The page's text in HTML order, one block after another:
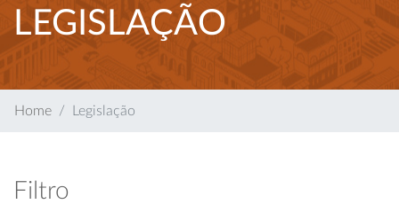
LEGISLAÇÃO
Home Legislação
Filtro